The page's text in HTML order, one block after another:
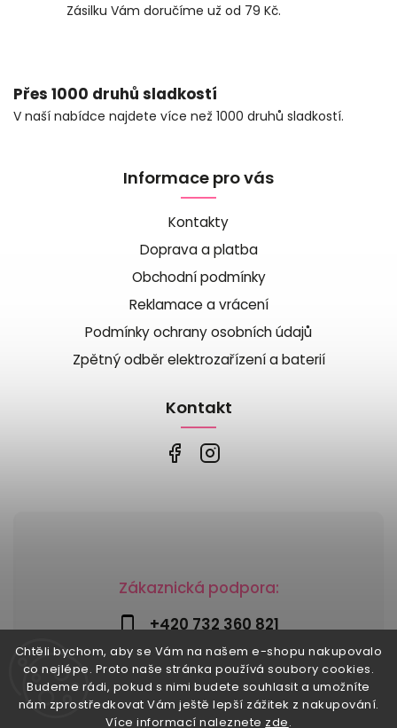
Chtěli bychom, aby se Vám na našem e-shopu nakupovalo
co nejlépe. Proto naše stránka používá soubory cookies.
Budeme rádi, pokud s nimi budete souhlasit a umožníte
nám zprostředkovat Vám ještě lepší zážitek z nakupování.
Více informací naleznete zde.
Zásilku Vám doručíme už od 79 Kč.
Přes 1000 druhů sladkostí
V naší nabídce najdete více než 1000 druhů sladkostí.
Zákaznická podpora:
+420 732 360 821
info@risesnu.cz
Informace pro vás
Kontakty
Doprava a platba
Obchodní podmínky
Reklamace a vrácení
Podmínky ochrany osobních údajů
Zpětný odběr elektrozařízení a baterií
Kontakt